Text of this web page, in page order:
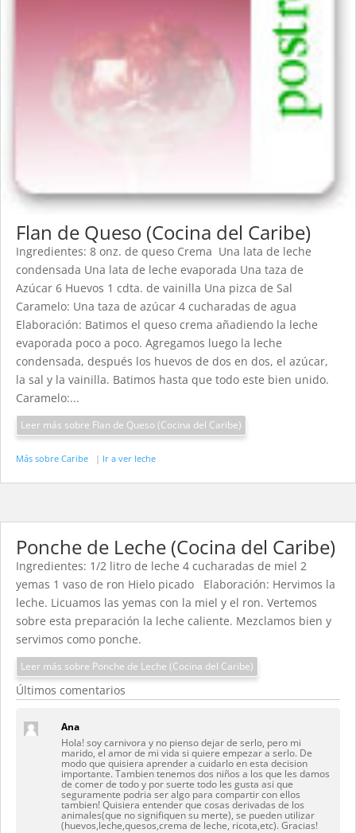
Flan de Queso (Cocina del Caribe)
Ingredientes: 8 onz. de queso Crema Una lata de leche
condensada Una lata de leche evaporada Una taza de
Azúcar 6 Huevos 1 cdta. de vainilla Una pizca de Sal
Caramelo: Una taza de azúcar 4 cucharadas de agua
Elaboración: Batimos el queso crema añadiendo la leche
evaporada poco a poco. Agregamos luego la leche
condensada, después los huevos de dos en dos, el azúcar,
la sal y la vainilla. Batimos hasta que todo este bien unido.
Caramelo:...
Leer más sobre Flan de Queso (Cocina del Caribe)
Más sobre Caribe | Ir a ver leche
Ponche de Leche (Cocina del Caribe)
Ingredientes: 1/2 litro de leche 4 cucharadas de miel 2
yemas 1 vaso de ron Hielo picado Elaboración: Hervimos la
leche. Licuamos las yemas con la miel y el ron. Vertemos
sobre esta preparación la leche caliente. Mezclamos bien y
servimos como ponche.
Leer más sobre Ponche de Leche (Cocina del Caribe)
Últimos comentarios
Ana
Hola! soy carnivora y no pienso dejar de serlo, pero mi
marido, el amor de mi vida si quiere empezar a serlo. De
modo que quisiera aprender a cuidarlo en esta decision
importante. Tambien tenemos dos niños a los que les damos
de comer de todo y por suerte todo les gusta asi que
seguramente podria ser algo para compartir con ellos
tambien! Quisiera entender que cosas derivadas de los
animales(que no signifiquen su merte), se pueden utilizar
(huevos,leche,quesos,crema de leche, ricota,etc). Gracias!